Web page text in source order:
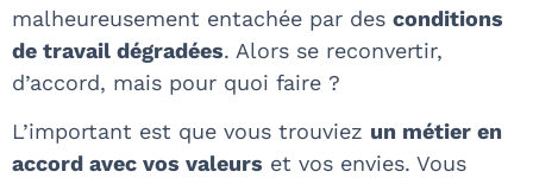
malheureusement entachée par des conditions
de travail dégradées. Alors se reconvertir,
d’accord, mais pour quoi faire ?
L’important est que vous trouviez un métier en
accord avec vos valeurs et vos envies. Vous